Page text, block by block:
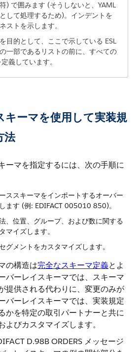
) で囲みます (そうしないと、YAML
して処理するため)。インデントを
ストを示します。
目的として、ここで示している ESL
一部であるリストの前に、すべての
義しています。
キーマを使用して実装規
法
ーマを指定するには、次の手順に
ススキーマをインポートするオーバー
ます (例: EDIFACT 005010 850)。
、位置、グループ、および数に関する
マイズします。
グメントをカスタマイズします。
の構造は​完全なスキーマ定義​とよ
バーレイスキーマでは、スキーマ
提供される代わりに、変更のみが
バーレイスキーマでは、実装規定
かを特定の取引パートナーと共に
よびカスタマイズします。
D.98B ORDERS メッセージ